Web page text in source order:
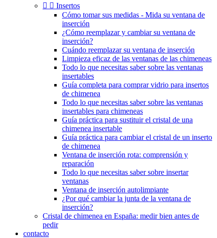
  Insertos
Cómo tomar sus medidas - Mida su ventana de
inserción
¿Cómo reemplazar y cambiar su ventana de
inserción?
Cuándo reemplazar su ventana de inserción
Limpieza eficaz de las ventanas de las chimeneas
Todo lo que necesitas saber sobre las ventanas
insertables
Guía completa para comprar vidrio para insertos
de chimenea
Todo lo que necesitas saber sobre las ventanas
insertables para chimeneas
Guía práctica para sustituir el cristal de una
chimenea insertable
Guía práctica para cambiar el cristal de un inserto
de chimenea
Ventana de inserción rota: comprensión y
reparación
Todo lo que necesitas saber sobre insertar
ventanas
Ventana de inserción autolimpiante
¿Por qué cambiar la junta de la ventana de
inserción?
Cristal de chimenea en España: medir bien antes de
pedir
contacto